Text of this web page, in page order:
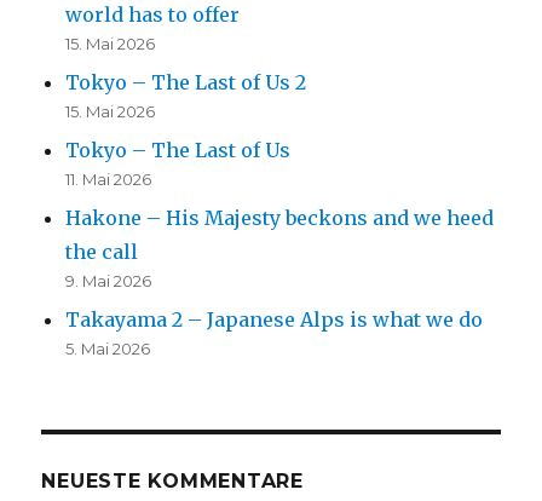
world has to offer
15. Mai 2026
Tokyo – The Last of Us 2
15. Mai 2026
Tokyo – The Last of Us
11. Mai 2026
Hakone – His Majesty beckons and we heed
the call
9. Mai 2026
Takayama 2 – Japanese Alps is what we do
5. Mai 2026
NEUESTE KOMMENTARE